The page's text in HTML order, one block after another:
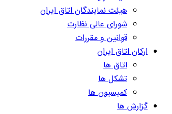
هیئت نمایندگان اتاق ایران
شورای عالی نظارت
قوانین و مقررات
ارکان اتاق ایران
اتاق ها
تشکل ها
کمیسیون ها
گزارش ها